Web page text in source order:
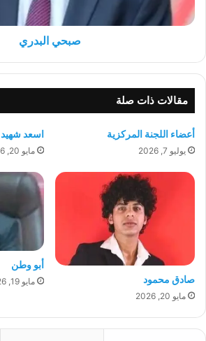
صبحي البدري
مقالات ذات صلة
أعضاء اللجنة المركزية
يوليو 7, 2026
اسعد شهيد
مايو 20, 2026
صادق محمود
مايو 20, 2026
أبو وطن
مايو 19, 2026